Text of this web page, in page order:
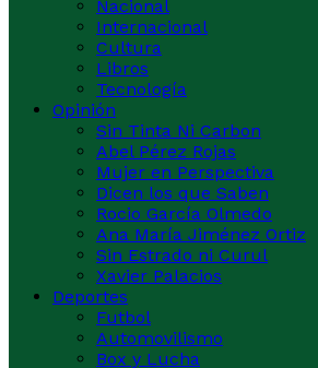
Nacional
Internacional
Cultura
Libros
Tecnología
Opinión
Sin Tinta Ni Carbon
Abel Pérez Rojas
Mujer en Perspectiva
Dicen los que Saben
Rocio García Olmedo
Ana María Jiménez Ortiz
Sin Estrado ni Curul
Xavier Palacios
Deportes
Futbol
Automovilismo
Box y Lucha